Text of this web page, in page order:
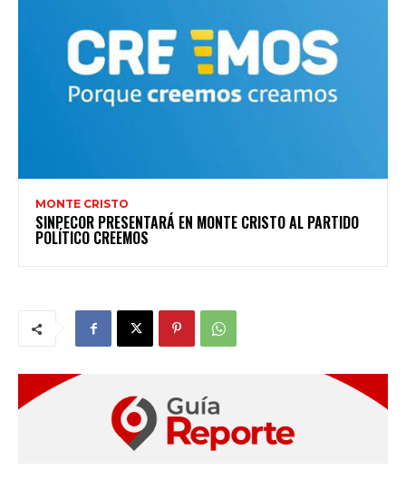
MONTE CRISTO
SINPECOR PRESENTARÁ EN MONTE CRISTO AL PARTIDO
POLÍTICO CREEMOS